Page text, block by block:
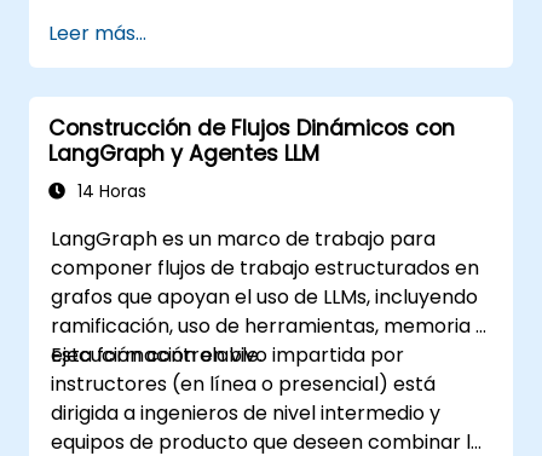
Leer más...
Construcción de Flujos Dinámicos con
LangGraph y Agentes LLM
14 Horas
LangGraph es un marco de trabajo para
componer flujos de trabajo estructurados en
grafos que apoyan el uso de LLMs, incluyendo
ramificación, uso de herramientas, memoria y
ejecución controlable.
Esta formación en vivo impartida por
instructores (en línea o presencial) está
dirigida a ingenieros de nivel intermedio y
equipos de producto que deseen combinar la